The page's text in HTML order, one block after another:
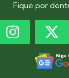
Fique por